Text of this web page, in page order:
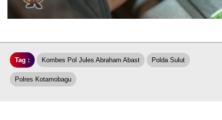
Tag : Kombes Pol Jules Abraham Abast Polda Sulut
Polres Kotamobagu